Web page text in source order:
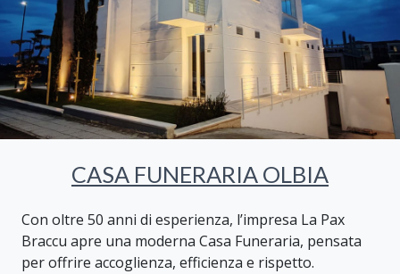
CASA FUNERARIA OLBIA
Con oltre 50 anni di esperienza, l’impresa La Pax
Braccu apre una moderna Casa Funeraria, pensata
per offrire accoglienza, efficienza e rispetto.